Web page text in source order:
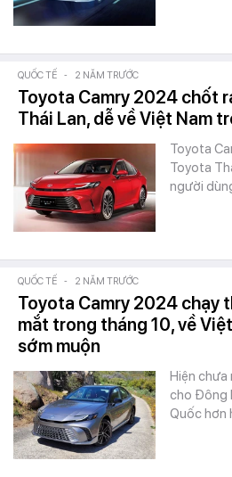
QUỐC TẾ - 2 NĂM TRƯỚC
Toyota Camry 2024 chốt
Thái Lan, dễ về Việt Nam
Toyota
Toyota
người
QUỐC TẾ - 2 NĂM TRƯỚC
Toyota Camry 2024 chạy
mắt trong tháng 10, về
sớm muộn
Hiện chưa
cho Đông
Quốc hơn